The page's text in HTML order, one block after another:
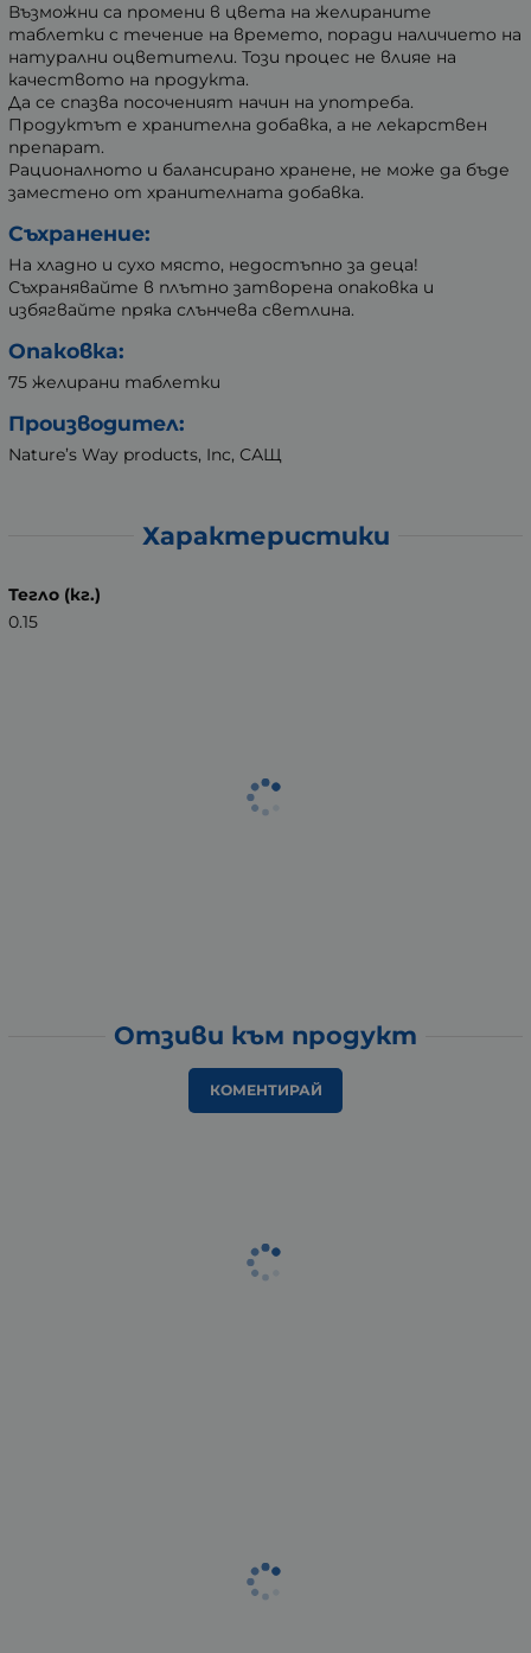
Възможни са промени в цвета на желираните
таблетки с течение на времето, поради наличието на
натурални оцветители. Този процес не влияе на
качеството на продукта.
Да се спазва посоченият начин на употреба.
Продуктът е хранителна добавка, а не лекарствен
препарат.
Рационалното и балансирано хранене, не може да бъде
заместено от хранителната добавка.
Съхранение:
На хладно и сухо място, недостъпно за деца!
Съхранявайте в плътно затворена опаковка и
избягвайте пряка слънчева светлина.
Опаковка:
75 желирани таблетки
Производител:
Nature’s Way products, Inc, САЩ
Характеристики
Тегло (кг.)
0.15
Отзиви към продукт
КОМЕНТИРАЙ